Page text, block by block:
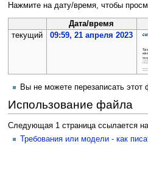
Нажмите на дату/время, чтобы
Дата/время
текущий
09:59, 21 апреля 2023
Вы не можете перезаписать этот
Использование файла
Следующая 1 страница ссылается
Требования или модели - как